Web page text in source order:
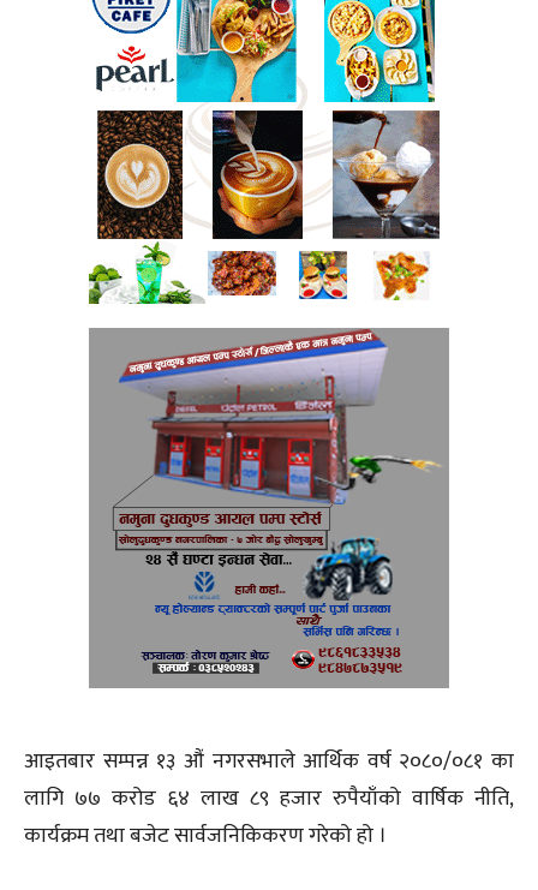
आइतबार सम्पन्न १३ औं नगरसभाले आर्थिक वर्ष २०८०/०८१ का
लागि ७७ करोड ६४ लाख ८९ हजार रुपैयाँको वार्षिक नीति,
कार्यक्रम तथा बजेट सार्वजनिकिकरण गरेको हो ।